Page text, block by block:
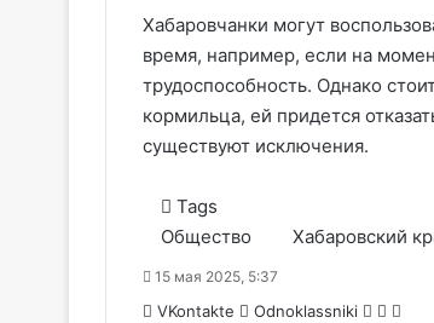
Хабаровчанки могут
время, например, если на
трудоспособность. Однако
кормильца, ей придется
существуют исключения.
Tags
Общество
Хабаровский
15 мая 2025, 5:37
VKontakte Odnoklassniki